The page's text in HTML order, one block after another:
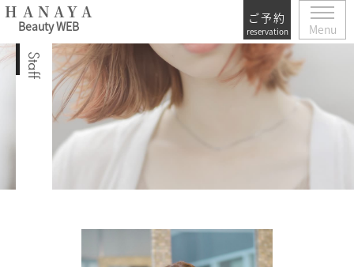
HANAYA
Beauty WEB
ご予約
reservation Menu
Staff